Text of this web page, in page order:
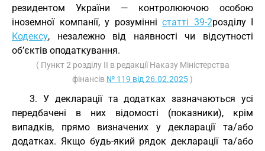
резидентом України — контролюючою особою
іноземної компанії, у розумінні статті 39-2розділу I
Кодексу, незалежно від наявності чи відсутності
об’єктів оподаткування.
( Пункт 2 розділу II в редакції Наказу Міністерства
фінансів № 119 від 26.02.2025)
3. У декларації та додатках зазначаються усі
передбачені в них відомості (показники), крім
випадків, прямо визначених у декларації та/або
додатках. Якщо будь-який рядок декларації та/або